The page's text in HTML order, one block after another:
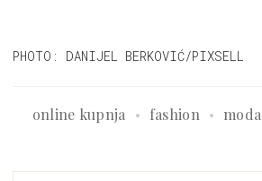
PHOTO: DANIJEL BERKOVIĆ/PIXSELL
online kupnja fashion moda